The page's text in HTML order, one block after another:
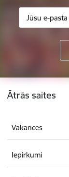
Kājene
Ātrās saites
Vakances
Iepirkumi